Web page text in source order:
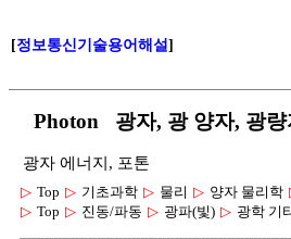
[정보통신기술용어해설]
Photon 광자, 광 양자, 광량
광자 에너지, 포톤
▷ Top ▷ 기초과학 ▷ 물리 ▷ 양자 물리학
▷ Top ▷ 진동/파동 ▷ 광파(빛) ▷ 광학 기